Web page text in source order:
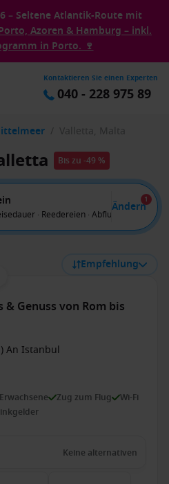
– Seltene Atlantik-Route mit
Azoren & Hamburg – inkl.
in Porto. 🍷
Kontaktieren Sie einen Experten
040 - 228 975 89
/ Valletta, Malta
Bis zu -49 %
· Reedereien · Abflug von
Ändern
1
Empfehlung
& Genuss von Rom bis
An Istanbul
Zug zum Flug
Wi-Fi
Keine alternativen